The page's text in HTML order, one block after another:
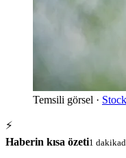
Temsili görsel ·
⚡
Haberin kısa özeti1